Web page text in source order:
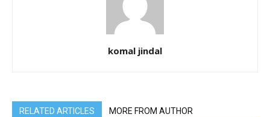
komal jindal
RELATED ARTICLES MORE FROM AUTHOR